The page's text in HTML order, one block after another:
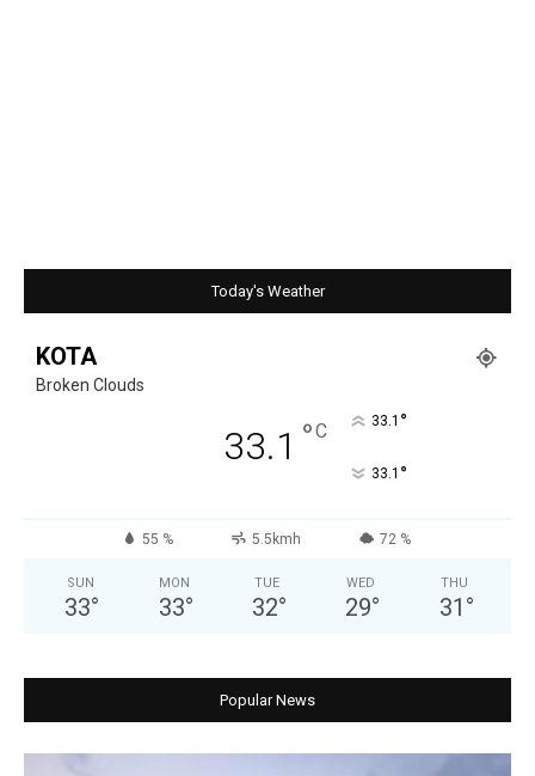
Today's Weather
KOTA
Broken Clouds
33.1 °C 33.1 °
33.1 °
55 % 5.5kmh 72 %
SUN
33°
MON
33°
TUE
32°
WED
29°
THU
31 °
Popular News